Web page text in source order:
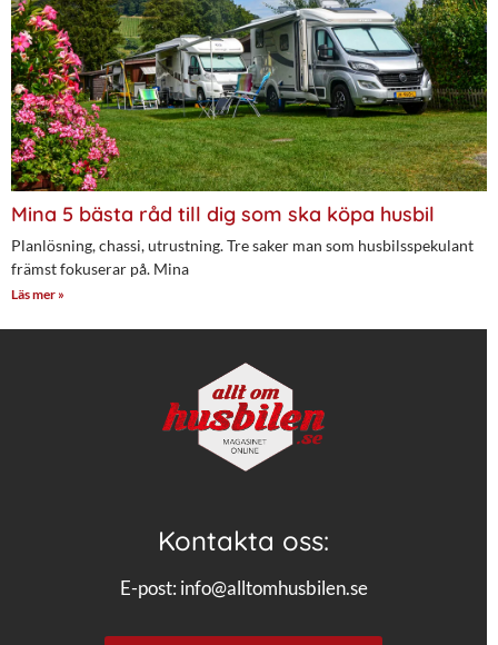
Mina 5 bästa råd till dig som ska köpa husbil
Planlösning, chassi, utrustning. Tre saker man som husbilsspekulant
främst fokuserar på. Mina
Läs mer »
Kontakta oss:
E-post: info@alltomhusbilen.se